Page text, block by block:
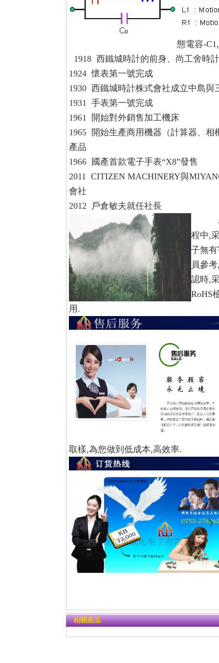
態電容-
1918 西鐵城時計的前身、尚工舍時
1924 懷表第一號完成
1930 西鐵城時計株式會社成立中島
1931 手表第一號完成
1961 開始對外銷售加工機床
1965 開始生產商用機器（計算器
產品
1966 國產首款電子手表“X8”發售
2011 CITIZEN MACHINERY與
會社
2012 戶倉敏夫就任社長
程中,
子無
員參
認時,
RoHS
用.
取樣,為您做到低成本,高效率.
相關產品